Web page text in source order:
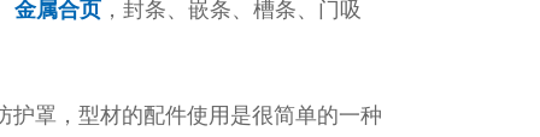
金属合页 ，封条、嵌条、槽条、门吸
罩，型材的配件使用是很简单的一种